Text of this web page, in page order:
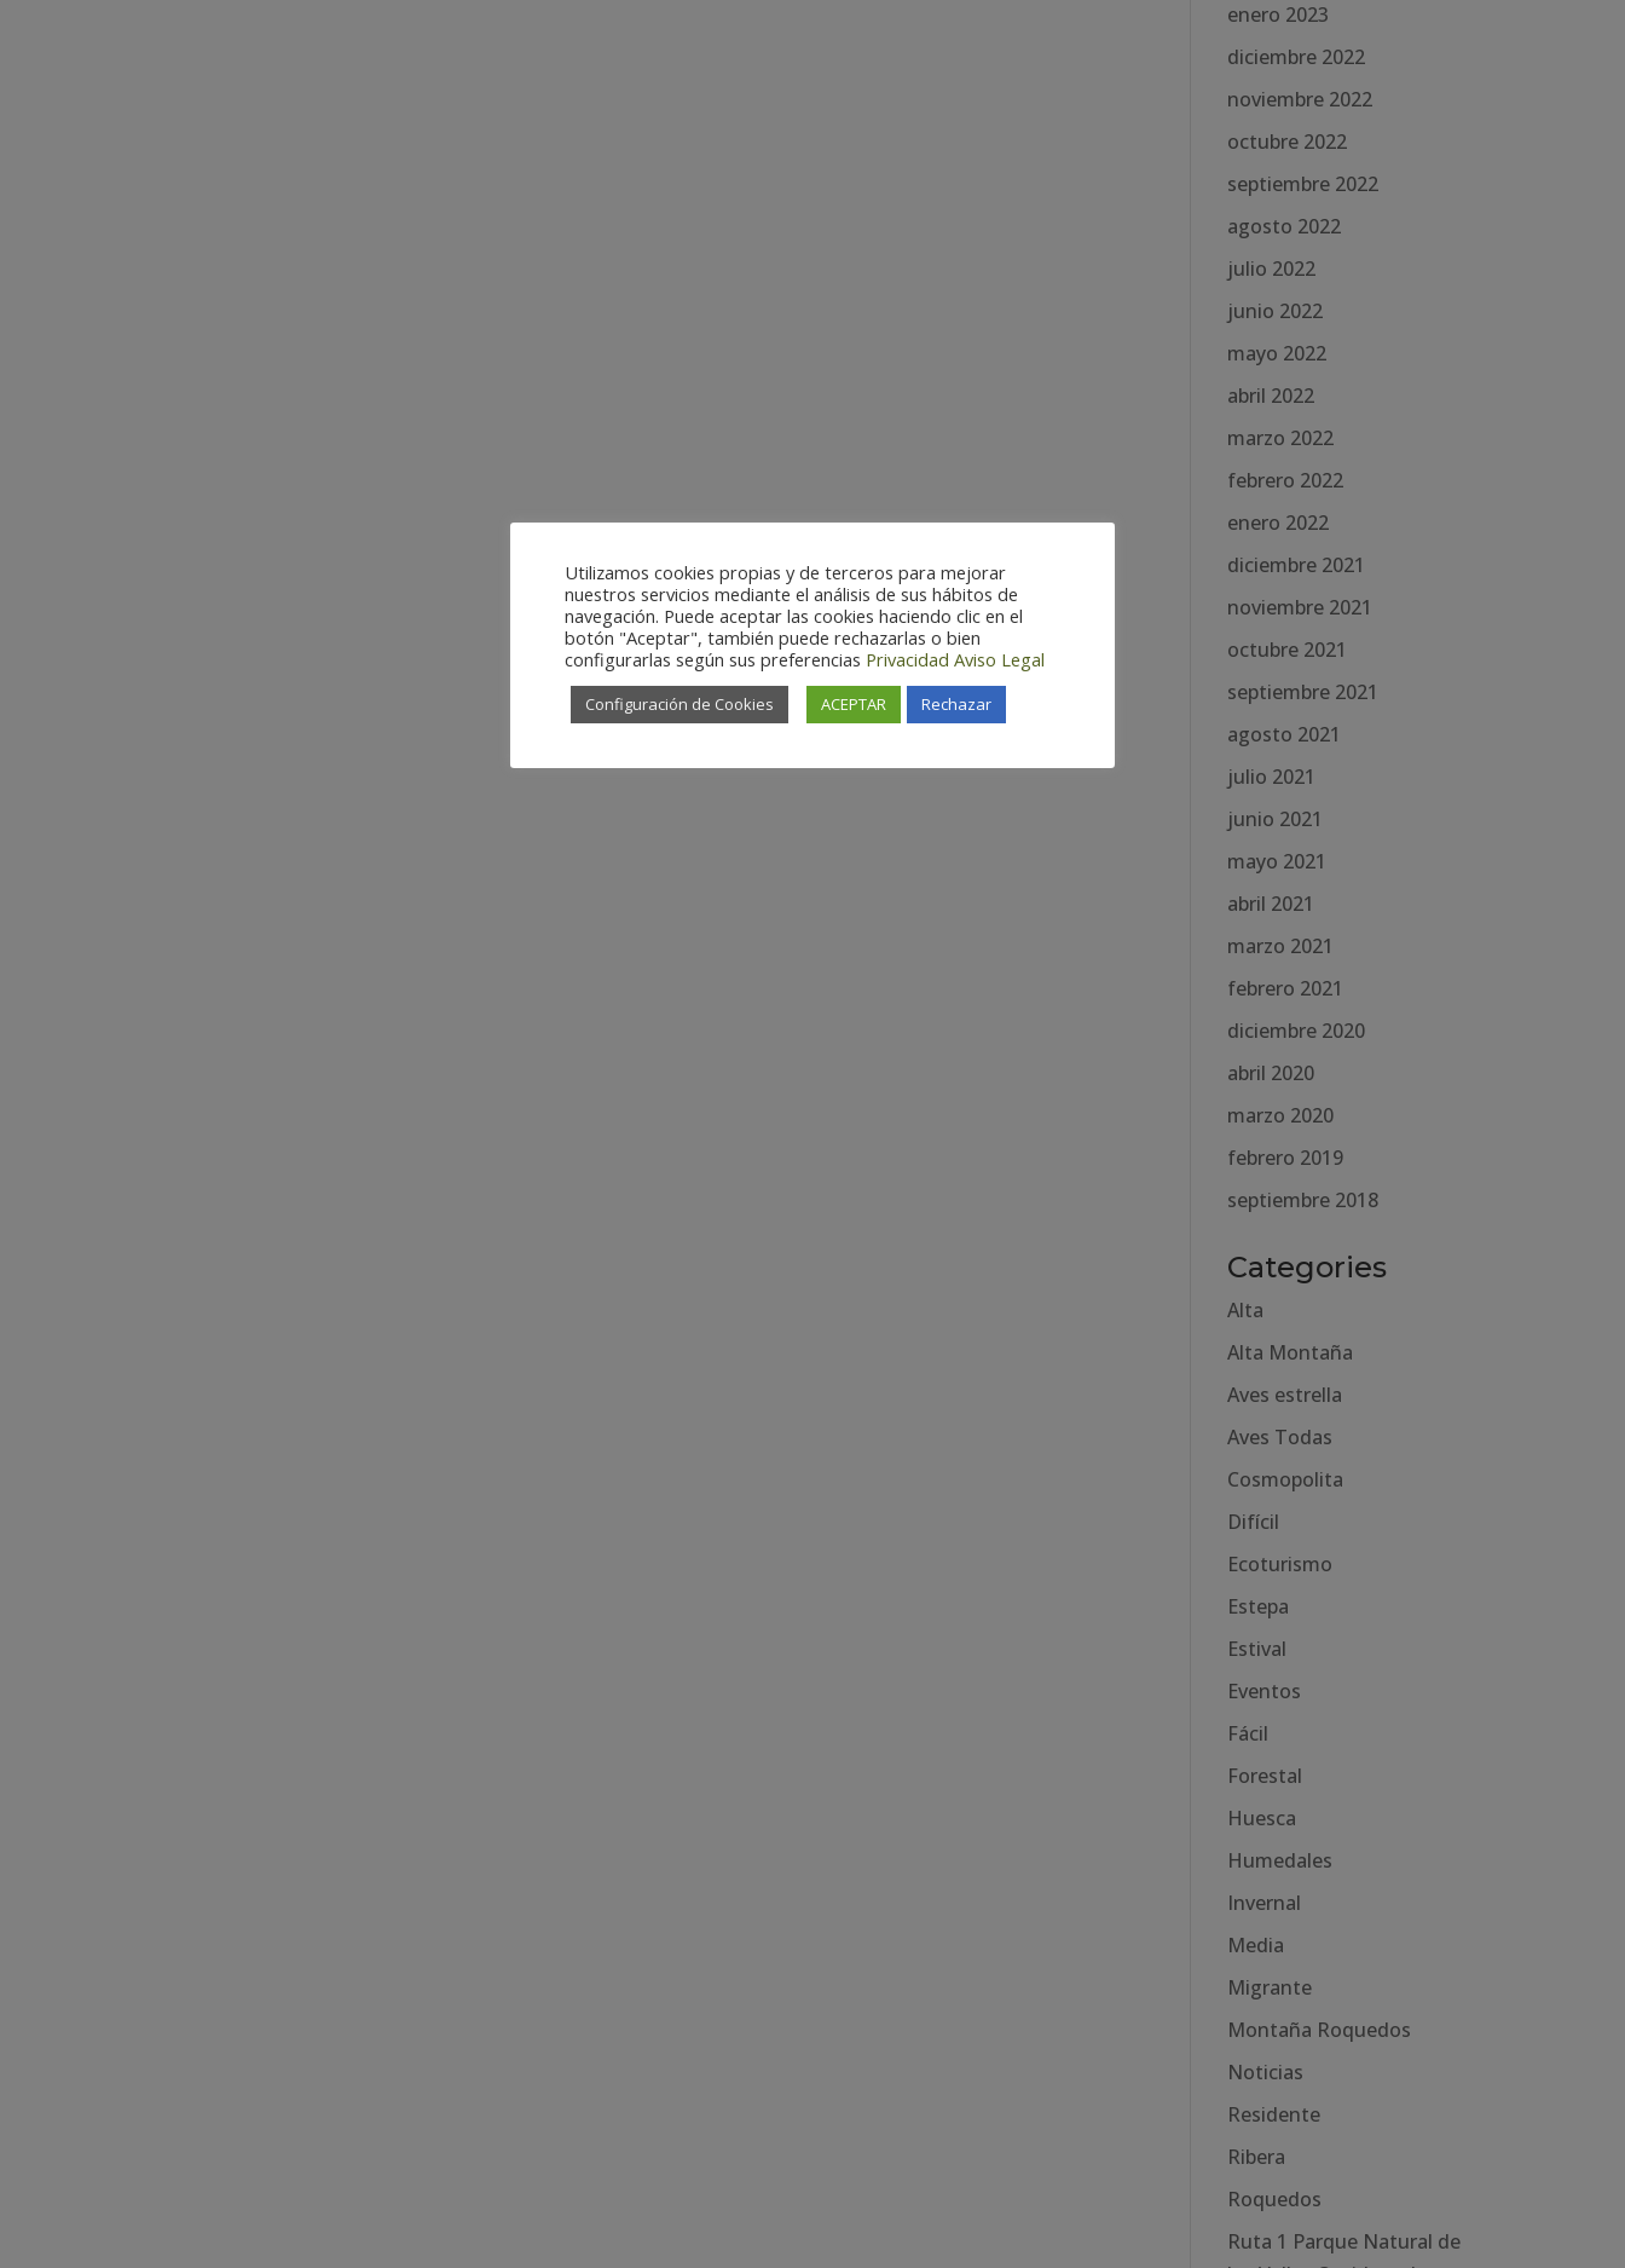
enero 2023
diciembre 2022
noviembre 2022
octubre 2022
septiembre 2022
agosto 2022
julio 2022
junio 2022
mayo 2022
abril 2022
marzo 2022
febrero 2022
enero 2022
diciembre 2021
noviembre 2021
octubre 2021
septiembre 2021
agosto 2021
julio 2021
junio 2021
mayo 2021
abril 2021
marzo 2021
febrero 2021
diciembre 2020
abril 2020
marzo 2020
febrero 2019
septiembre 2018
Categories
Alta
Alta Montaña
Aves estrella
Aves Todas
Cosmopolita
Difícil
Ecoturismo
Estepa
Estival
Eventos
Fácil
Forestal
Huesca
Humedales
Invernal
Media
Migrante
Montaña Roquedos
Noticias
Residente
Ribera
Roquedos
Ruta 1 Parque Natural de
Utilizamos cookies propias y de terceros para mejorar
nuestros servicios mediante el análisis de sus hábitos de
navegación. Puede aceptar las cookies haciendo clic en el
botón "Aceptar", también puede rechazarlas o bien
configurarlas según sus preferencias Privacidad Aviso Legal
Configuración de Cookies ACEPTAR Rechazar